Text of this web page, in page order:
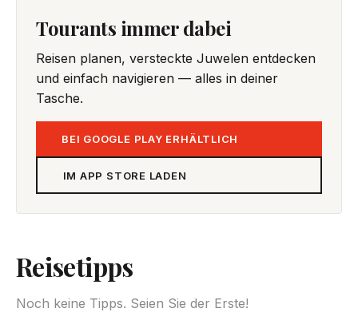
Tourants immer dabei
Reisen planen, versteckte Juwelen entdecken
und einfach navigieren — alles in deiner
Tasche.
BEI GOOGLE PLAY ERHÄLTLICH
IM APP STORE LADEN
Reisetipps
Noch keine Tipps. Seien Sie der Erste!